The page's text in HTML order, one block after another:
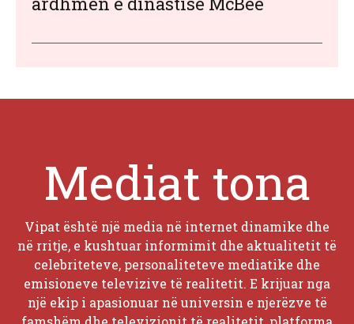
Mediat tona
Vipat është një media në internet dinamike dhe
në rritje, e kushtuar informimit dhe aktualitetit të
celebriteteve, personaliteteve mediatike dhe
emisioneve televizive të realitetit. E krijuar nga
një ekip i apasionuar në universin e njerëzve të